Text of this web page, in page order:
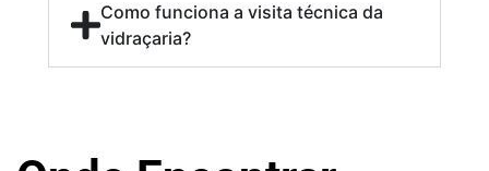
Como funciona a visita técnica da
vidraçaria?